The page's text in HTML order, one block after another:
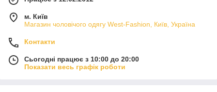
м. Київ
Магазин чоловічого одягу West-Fashion, Київ, Україна
Контакти
Сьогодні працює з 10:00 до 20:00
Показати весь графік роботи